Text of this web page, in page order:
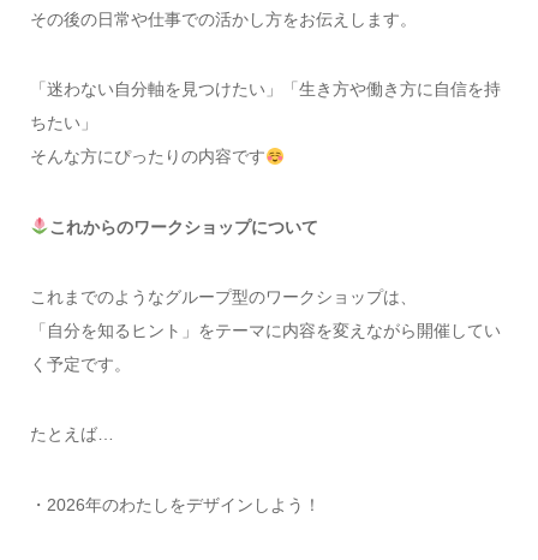
その後の日常や仕事での活かし方をお伝えします。
「迷わない自分軸を見つけたい」「生き方や働き方に自信を持
ちたい」
そんな方にぴったりの内容です
これからのワークショップについて
これまでのようなグループ型のワークショップは、
「自分を知るヒント」をテーマに内容を変えながら開催してい
く予定です。
たとえば…
・2026年のわたしをデザインしよう！